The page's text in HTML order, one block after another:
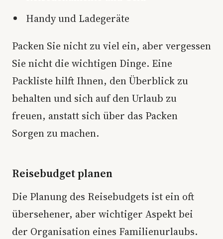
Handy und Ladegeräte
Packen Sie nicht zu viel ein, aber vergessen
Sie nicht die wichtigen Dinge. Eine
Packliste hilft Ihnen, den Überblick zu
behalten und sich auf den Urlaub zu
freuen, anstatt sich über das Packen
Sorgen zu machen.
Reisebudget planen
Die Planung des Reisebudgets ist ein oft
übersehener, aber wichtiger Aspekt bei
der Organisation eines Familienurlaubs.